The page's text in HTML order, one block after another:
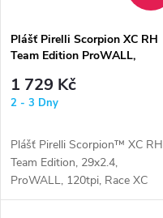
Plášť Pirelli Scorpion XC RH
Team Edition ProWALL,
1 729 Kč
2 - 3 Dny
Plášť Pirelli Scorpion™ XC RH
Team Edition, 29x2.4,
ProWALL, 120tpi, Race XC
Compound, žlutý